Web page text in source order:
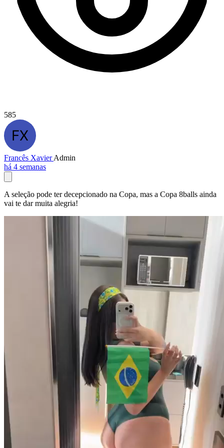
585
Francês XavierAdmin
há 4 semanas
A seleção pode ter decepcionado na Copa, mas a Copa 8balls ainda
vai te dar muita alegria!